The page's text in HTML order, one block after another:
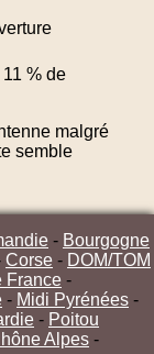
11 % de
malgré
semble
- Bourgogne
Corse - DOM/TOM
France -
- Midi Pyrénées -
- Poitou
Alpes -